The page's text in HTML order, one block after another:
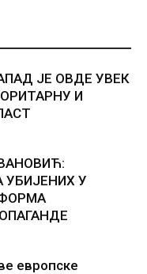
ЈЕ ОВДЕ УВЕК
И
У
европске